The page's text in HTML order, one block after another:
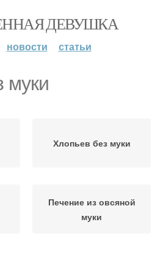
ДЕВУШКА
новости статьи
муки
Хлопьев без муки
Печение из овсяной
муки